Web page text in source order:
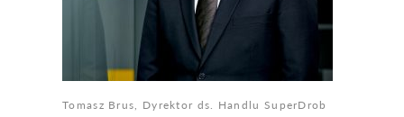
Tomasz Brus, Dyrektor ds. Handlu SuperDrob